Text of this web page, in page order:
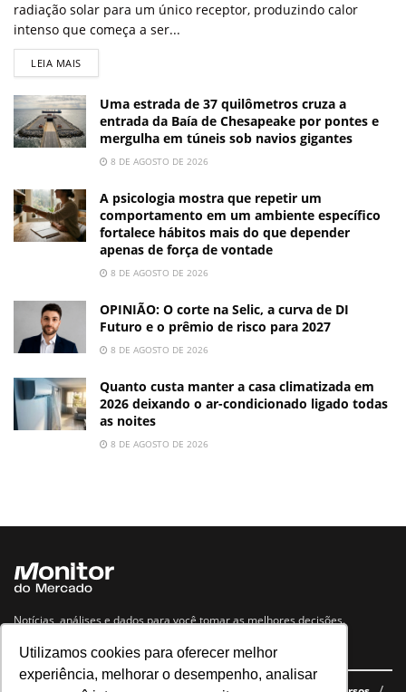
Utilizamos cookies para oferecer melhor
experiência, melhorar o desempenho, analisar
radiação solar para um único receptor, produzindo calor
intenso que começa a ser...
LEIA MAIS
Uma estrada de 37 quilômetros cruza a
entrada da Baía de Chesapeake por pontes e
mergulha em túneis sob navios gigantes
8 DE AGOSTO DE 2026
A psicologia mostra que repetir um
comportamento em um ambiente específico
fortalece hábitos mais do que depender
apenas de força de vontade
8 DE AGOSTO DE 2026
OPINIÃO: O corte na Selic, a curva de DI
Futuro e o prêmio de risco para 2027
8 DE AGOSTO DE 2026
Quanto custa manter a casa climatizada em
2026 deixando o ar-condicionado ligado todas
as noites
8 DE AGOSTO DE 2026
Notícias, análises e dados para você tomar as melhores decisões.
Navegue no site